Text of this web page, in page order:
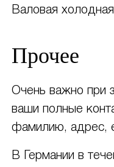
Валовая
Прочее
Очень важно при
ваши полные
фамилию, адрес,
В Германии в